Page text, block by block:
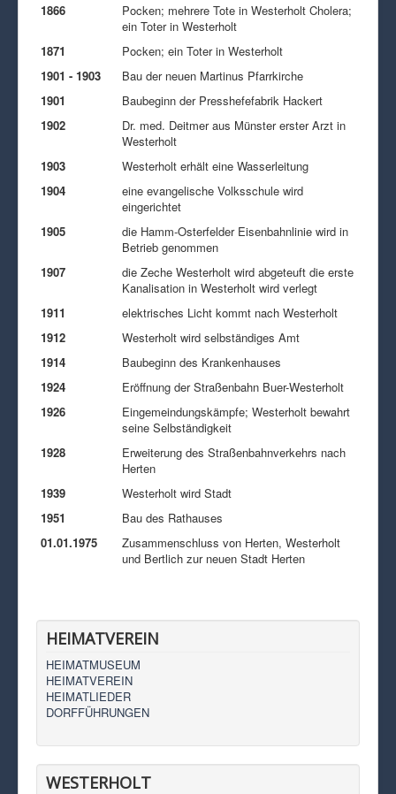
1866
Pocken; mehrere Tote in Westerholt Cholera;
ein Toter in Westerholt
1871
Pocken; ein Toter in Westerholt
1901 - 1903
Bau der neuen Martinus Pfarrkirche
1901
Baubeginn der Presshefefabrik Hackert
1902
Dr. med. Deitmer aus Münster erster Arzt in
Westerholt
1903
Westerholt erhält eine Wasserleitung
1904
eine evangelische Volksschule wird
eingerichtet
1905
die Hamm-Osterfelder Eisenbahnlinie wird in
Betrieb genommen
1907
die Zeche Westerholt wird abgeteuft die erste
Kanalisation in Westerholt wird verlegt
1911
elektrisches Licht kommt nach Westerholt
1912
Westerholt wird selbständiges Amt
1914
Baubeginn des Krankenhauses
1924
Eröffnung der Straßenbahn Buer-Westerholt
1926
Eingemeindungskämpfe; Westerholt bewahrt
seine Selbständigkeit
1928
Erweiterung des Straßenbahnverkehrs nach
Herten
1939
Westerholt wird Stadt
1951
Bau des Rathauses
01.01.1975
Zusammenschluss von Herten, Westerholt
und Bertlich zur neuen Stadt Herten
HEIMATVEREIN
HEIMATMUSEUM
HEIMATVEREIN
HEIMATLIEDER
DORFFÜHRUNGEN
WESTERHOLT